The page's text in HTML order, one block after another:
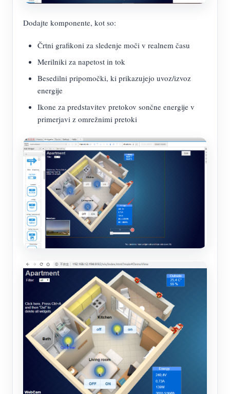
Dodajte komponente, kot so:
Črtni grafikoni za sledenje moči v realnem času
Merilniki za napetost in tok
Besedilni pripomočki, ki prikazujejo uvoz/izvoz
energije
Ikone za predstavitev pretokov sončne energije v
primerjavi z omrežnimi pretoki